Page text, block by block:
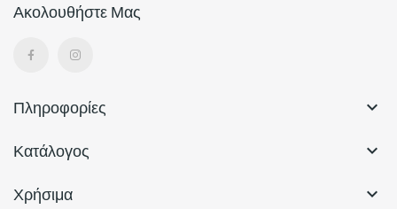
Ακολουθήστε Μας
Πληροφορίες 
Κατάλογος 
Χρήσιμα 